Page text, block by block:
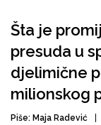
Šta je
presuda u
djelimične
milionskog
Piše: Maja Radević